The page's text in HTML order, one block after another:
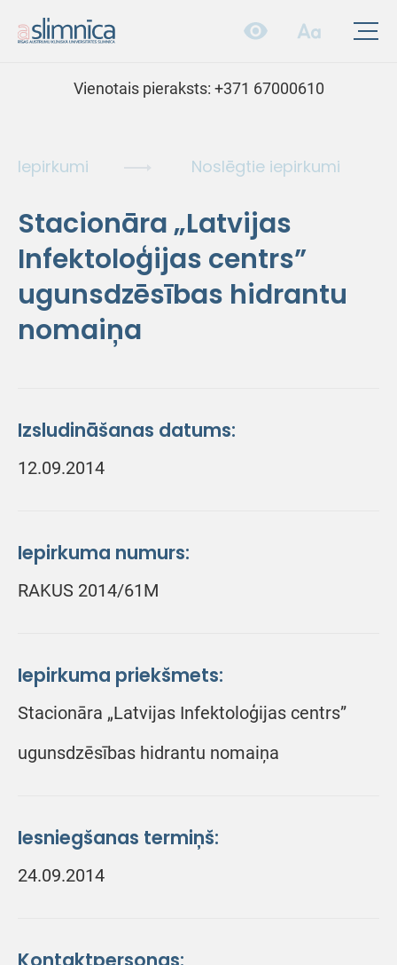
Vienotais pieraksts: +371 67000610
Iepirkumi Noslēgtie iepirkumi
Stacionāra „Latvijas
Infektoloģijas centrs”
ugunsdzēsības hidrantu
nomaiņa
Izsludināšanas datums:
12.09.2014
Iepirkuma numurs:
RAKUS 2014/61M
Iepirkuma priekšmets:
Stacionāra „Latvijas Infektoloģijas centrs”
ugunsdzēsības hidrantu nomaiņa
Iesniegšanas termiņš:
24.09.2014
Kontaktpersonas: